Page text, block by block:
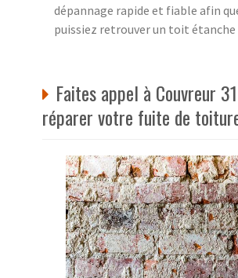
dépannage rapide et fiable afin
puissiez retrouver un toit étanche
Faites appel à Couvreur
réparer votre fuite de